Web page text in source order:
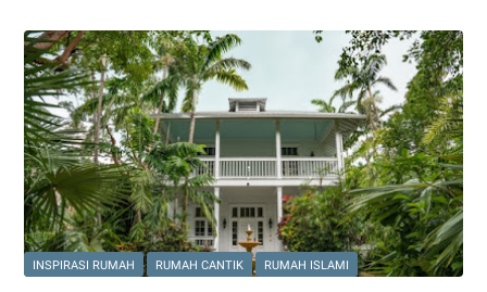
Pakaian
yang
Harus
Diperhatikan
INSPIRASI RUMAH RUMAH CANTIK RUMAH ISLAMI